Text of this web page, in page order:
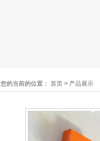
您的当前的位置： 首页 > 产品展示